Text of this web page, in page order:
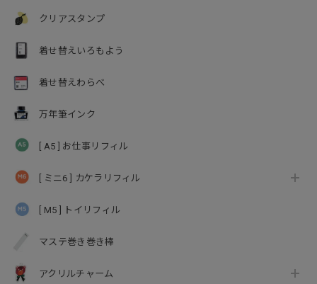
クリアスタンプ
着せ替えいろもよう
着せ替えわらべ
万年筆インク
[ A5 ] お仕事リフィル
[ ミニ6 ] カケラリフィル
[ M5 ] トイリフィル
マステ巻き巻き棒
アクリルチャーム